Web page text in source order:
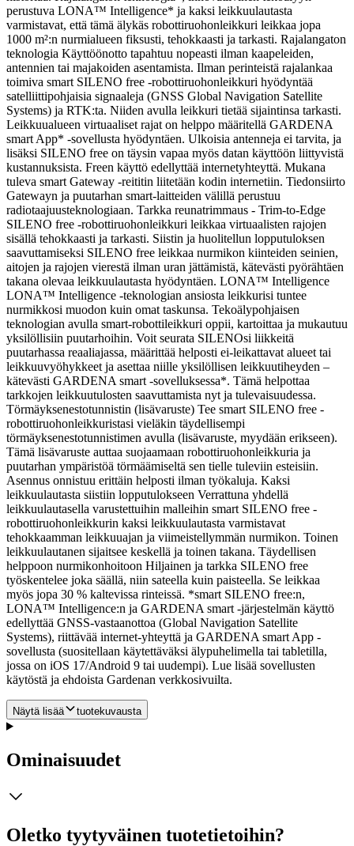
perustuva LONA™ Intelligence* ja kaksi leikkuulautasta
varmistavat, että tämä älykäs robottiruohonleikkuri leikkaa jopa
1000 m²:n nurmialueen fiksusti, tehokkaasti ja tarkasti. Rajalangaton
teknologia Käyttöönotto tapahtuu nopeasti ilman kaapeleiden,
antennien tai majakoiden asentamista. Ilman perinteistä rajalankaa
toimiva smart SILENO free -robottiruohonleikkuri hyödyntää
satelliittipohjaisia signaaleja (GNSS Global Navigation Satellite
Systems) ja RTK:ta. Niiden avulla leikkuri tietää sijaintinsa tarkasti.
Leikkuualueen virtuaaliset rajat on helppo määritellä GARDENA
smart App* -sovellusta hyödyntäen. Ulkoisia antenneja ei tarvita, ja
lisäksi SILENO free on täysin vapaa myös datan käyttöön liittyvistä
kustannuksista. Freen käyttö edellyttää internetyhteyttä. Mukana
tuleva smart Gateway -reititin liitetään kodin internetiin. Tiedonsiirto
Gatewayn ja puutarhan smart-laitteiden välillä perustuu
radiotaajuusteknologiaan. Tarkka reunatrimmaus - Trim-to-Edge
SILENO free -robottiruohonleikkuri leikkaa virtuaalisten rajojen
sisällä tehokkaasti ja tarkasti. Siistin ja huolitellun lopputuloksen
saavuttamiseksi SILENO free leikkaa nurmikon kiinteiden seinien,
aitojen ja rajojen vierestä ilman uran jättämistä, kätevästi pyörähtäen
takana olevaa leikkuulautasta hyödyntäen. LONA™ Intelligence
LONA™ Intelligence -teknologian ansiosta leikkurisi tuntee
nurmikkosi muodon kuin omat taskunsa. Tekoälypohjaisen
teknologian avulla smart-robottileikkuri oppii, kartoittaa ja mukautuu
yksilöllisiin puutarhoihin. Voit seurata SILENOsi liikkeitä
puutarhassa reaaliajassa, määrittää helposti ei-leikattavat alueet tai
leikkuuvyöhykkeet ja asettaa niille yksilöllisen leikkuutiheyden –
kätevästi GARDENA smart -sovelluksessa*. Tämä helpottaa
tarkkojen leikkuutulosten saavuttamista nyt ja tulevaisuudessa.
Törmäyksenestotunnistin (lisävaruste) Tee smart SILENO free -
robottiruohonleikkuristasi vieläkin täydellisempi
törmäyksenestotunnistimen avulla (lisävaruste, myydään erikseen).
Tämä lisävaruste auttaa suojaamaan robottiruohonleikkuria ja
puutarhan ympäristöä törmäämiseltä sen tielle tuleviin esteisiin.
Asennus onnistuu erittäin helposti ilman työkaluja. Kaksi
leikkuulautasta siistiin lopputulokseen Verrattuna yhdellä
leikkuulautasella varustettuihin malleihin smart SILENO free -
robottiruohonleikkurin kaksi leikkuulautasta varmistavat
tehokkaamman leikkuuajan ja viimeistellymmän nurmikon. Toinen
leikkuulautanen sijaitsee keskellä ja toinen takana. Täydellisen
helppoon nurmikonhoitoon Hiljainen ja tarkka SILENO free
työskentelee joka säällä, niin sateella kuin paisteella. Se leikkaa
myös jopa 30 % kaltevissa rinteissä. *smart SILENO free:n,
LONA™ Intelligence:n ja GARDENA smart -järjestelmän käyttö
edellyttää GNSS-vastaanottoa (Global Navigation Satellite
Systems), riittävää internet-yhteyttä ja GARDENA smart App -
sovellusta (suositellaan käytettäväksi älypuhelimella tai tabletilla,
jossa on iOS 17/Android 9 tai uudempi). Lue lisää sovellusten
käytöstä ja ehdoista Gardenan verkkosivuilta.
Näytä lisää tuotekuvausta
Ominaisuudet
Oletko tyytyväinen tuotetietoihin?